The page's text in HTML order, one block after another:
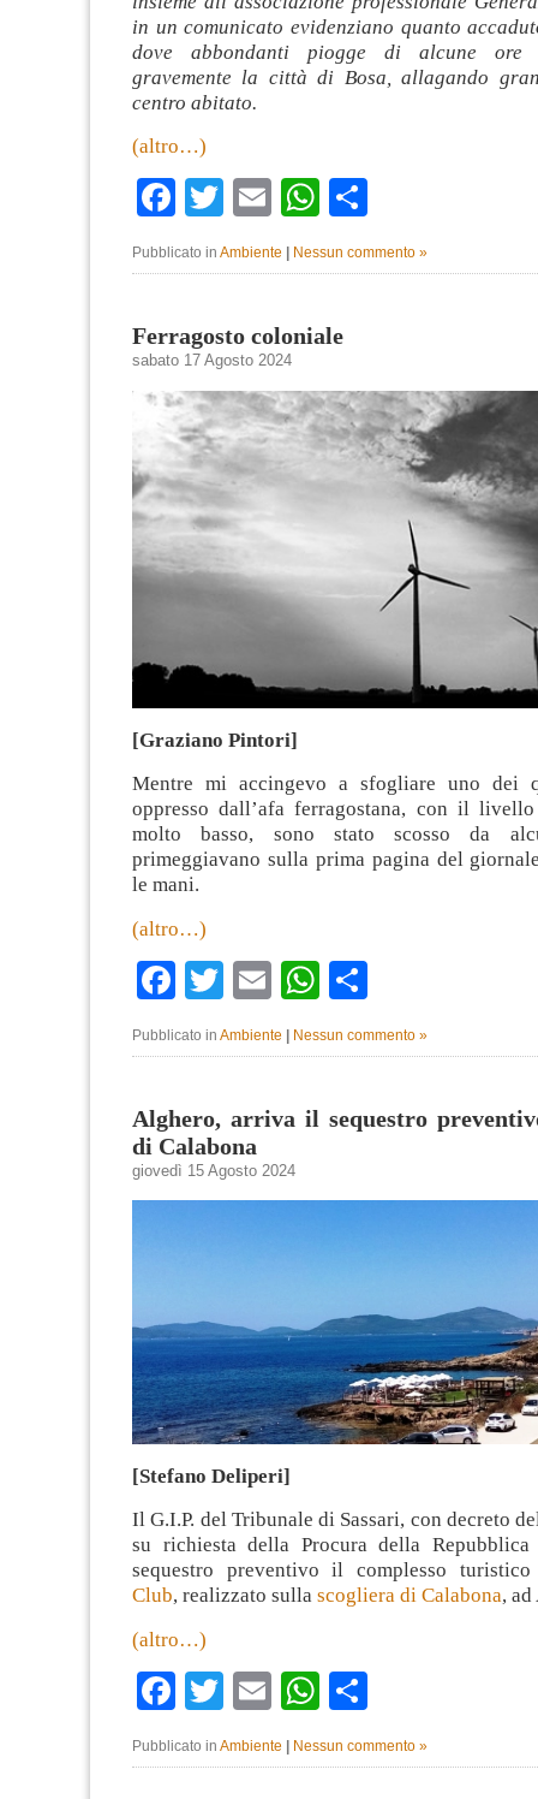
in un comunicato evidenziano quanto
dove abbondanti piogge di alcune ore
gravemente la città di Bosa, allagando
centro abitato.
(altro…)
Facebook
TwitterEmailWhatsApp
Pubblicato in Ambiente Nessun commento »
Ferragosto coloniale
sabato 17 Agosto 2024
[Graziano Pintori]
Mentre mi accingevo a sfogliare uno dei
oppresso dall’afa ferragostana, con il livello
molto basso, sono stato scosso da
primeggiavano sulla prima pagina del
le mani.
(altro…)
Facebook
TwitterEmailWhatsApp
Pubblicato in Ambiente | Nessun commento »
Alghero, arriva il sequestro
di Calabona
giovedì 15 Agosto 2024
[Stefano Deliperi]
Il G.I.P. del Tribunale di Sassari, con decreto
su richiesta della Procura della
sequestro preventivo il complesso
Club, realizzato sulla scogliera di Calabona,
(altro…)
Facebook
TwitterEmailWhatsApp
Pubblicato in Ambiente | Nessun commento »